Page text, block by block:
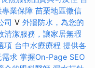
業保障 苗栗地區徵信
司 V 外牆防水，為您的
清潔服務，讓家居無瑕
項 台中水療療程 提供各
需求 掌握On-Page SEO